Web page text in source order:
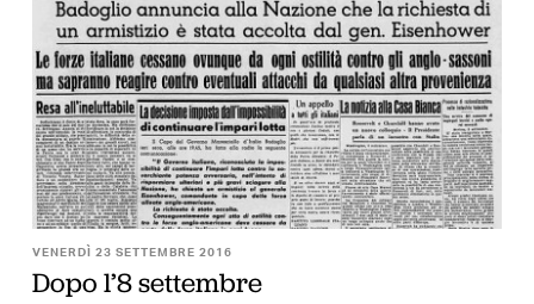
VENERDÌ 23 SETTEMBRE 2016
Dopo l’8 settembre